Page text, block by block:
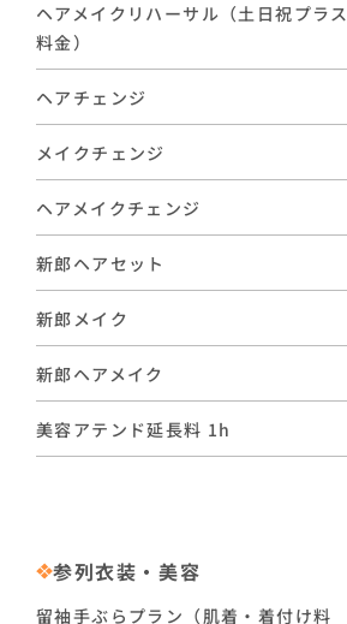
ヘアメイクリハーサル（土日祝プラス
料金）
ヘアチェンジ
メイクチェンジ
ヘアメイクチェンジ
新郎ヘアセット
新郎メイク
新郎ヘアメイク
美容アテンド延長料 1h
参列衣装・美容
留袖手ぶらプラン（肌着・着付け料